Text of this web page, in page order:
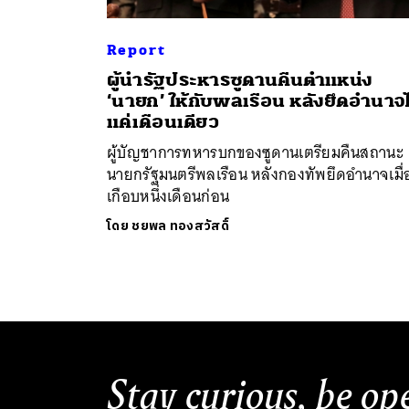
Report
ผู้นำรัฐประหารซูดานคืนตำแหน่ง
‘นายก’ ให้กับพลเรือน หลังยึดอำนาจ
แค่เดือนเดียว
ผู้บัญชาการทหารบกของซูดานเตรียมคืนสถานะ
นายกรัฐมนตรีพลเรือน หลังกองทัพยึดอำนาจเมื่
เกือบหนึ่งเดือนก่อน
โดย ชยพล ทองสวัสดิ์
Stay curious, be